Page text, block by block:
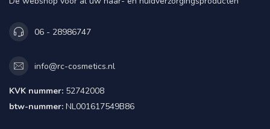
06 - 28986747
info@rc-cosmetics.nl
KVK nummer: 52742008
btw-nummer: NL001617549B86